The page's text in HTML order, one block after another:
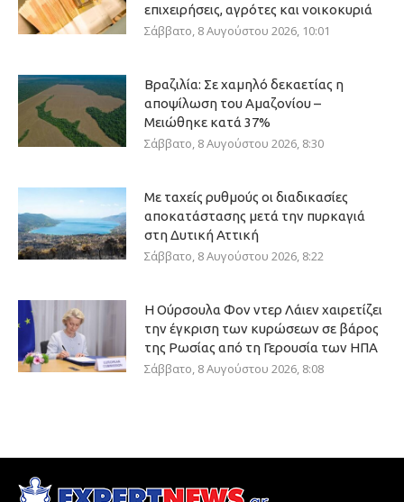
επιχειρήσεις, αγρότες και νοικοκυριά
Σάββατο, 8 Αυγούστου 2026, 10:01
Βραζιλία: Σε χαμηλό δεκαετίας η
αποψίλωση του Αμαζονίου –
Μειώθηκε κατά 37%
Σάββατο, 8 Αυγούστου 2026, 8:30
Με ταχείς ρυθμούς οι διαδικασίες
αποκατάστασης μετά την πυρκαγιά
στη Δυτική Αττική
Σάββατο, 8 Αυγούστου 2026, 8:22
Η Ούρσουλα Φον ντερ Λάιεν χαιρετίζει
την έγκριση των κυρώσεων σε βάρος
της Ρωσίας από τη Γερουσία των ΗΠΑ
Σάββατο, 8 Αυγούστου 2026, 8:08